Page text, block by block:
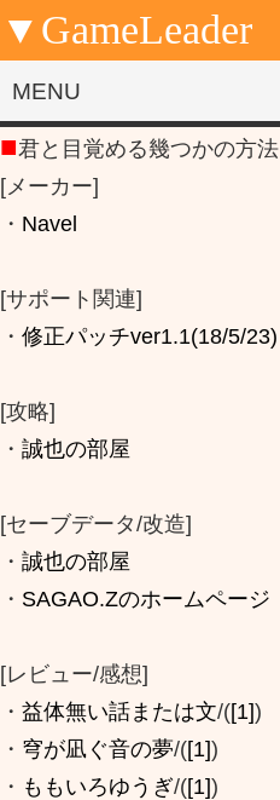
▼GameLeader
MENU
■君と目覚める幾つかの方法
[メーカー]
・ Navel
[サポート関連]
・ 修正パッチver1.1(18/5/23)
[攻略]
・ 誠也の部屋
[セーブデータ/改造]
・ 誠也の部屋
・ SAGAO.Zのホームページ
[レビュー/感想]
・ 益体無い話または文/([1])
・ 穹が凪ぐ音の夢/([1])
・ ももいろゆうぎ/([1])